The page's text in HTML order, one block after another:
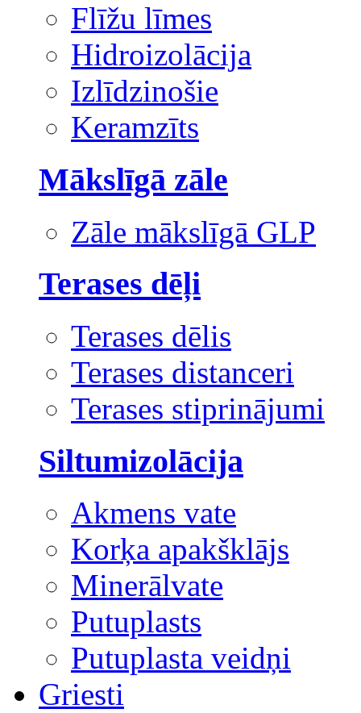
Flīžu līmes
Hidroizolācija
Izlīdzinošie
Keramzīts
Mākslīgā zāle
Zāle mākslīgā GLP
Terases dēļi
Terases dēlis
Terases distanceri
Terases stiprinājumi
Siltumizolācija
Akmens vate
Korķa apakšklājs
Minerālvate
Putuplasts
Putuplasta veidņi
Griesti